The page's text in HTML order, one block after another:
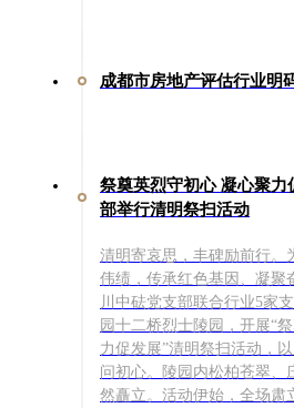
成都市房地产评估行业明
祭奠英烈守初心 凝心聚
部举行清明祭扫活动
清明寄哀思，丰碑励前行。
伟绩，传承红色基因、凝聚
川中砝党支部联合行业5家
园十二桥烈士陵园，开展“
力促发展”清明祭扫活动，
问初心。陵园内松柏苍翠、
然矗立。活动伊始，全场肃